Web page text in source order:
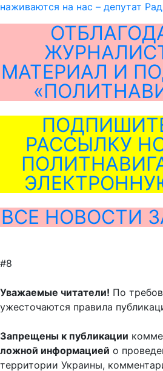
наживаются на нас – депутат
МАТЕРИАЛ И
РАССЫЛКУ
ВСЕ НОВОСТИ
#8
Уважаемые читатели! По
ужесточаются правила
Запрещены к публикации
ложной информацией о
территории Украины,